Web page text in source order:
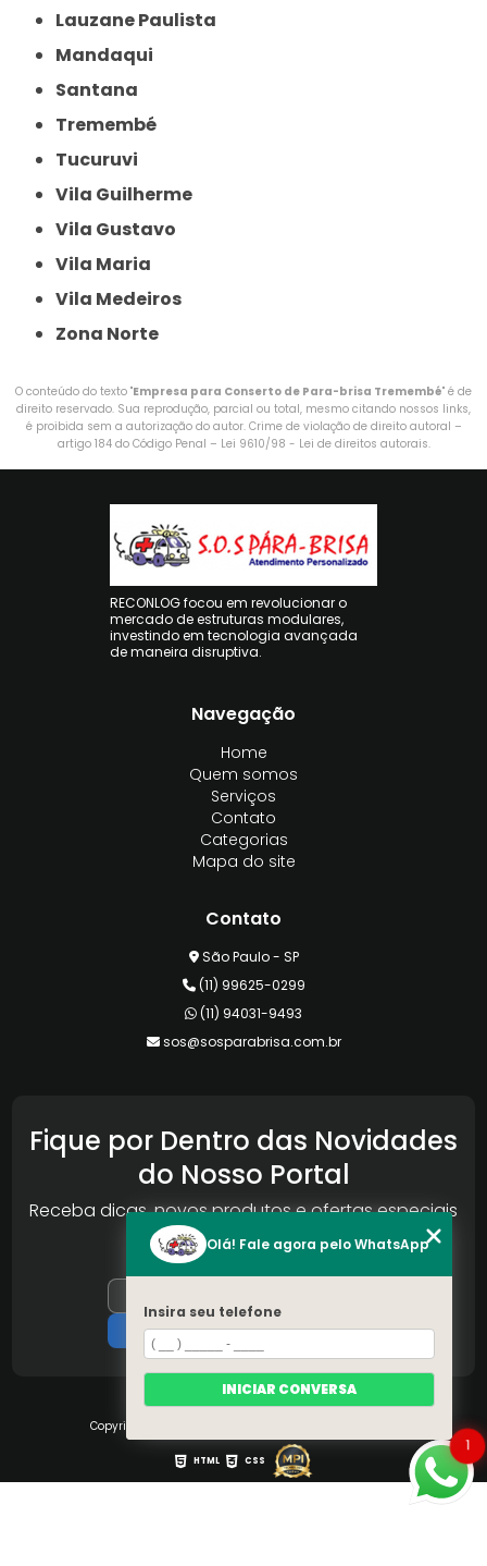
Lauzane Paulista
Mandaqui
Santana
Tremembé
Tucuruvi
Vila Guilherme
Vila Gustavo
Vila Maria
Vila Medeiros
Zona Norte
O conteúdo do texto "Empresa para Conserto de Para-brisa Tremembé" é de
direito reservado. Sua reprodução, parcial ou total, mesmo citando nossos links,
é proibida sem a autorização do autor. Crime de violação de direito autoral –
artigo 184 do Código Penal – Lei 9610/98 - Lei de direitos autorais.
RECONLOG focou em revolucionar o
mercado de estruturas modulares,
investindo em tecnologia avançada
de maneira disruptiva.
Navegação
Home
Quem somos
Serviços
Contato
Categorias
Mapa do site
Contato
São Paulo - SP
(11) 99625-0299
(11) 94031-9493
sos@sosparabrisa.com.br
Fique por Dentro das Novidades
do Nosso Portal
Receba dicas, novos produtos e ofertas especiais
da Reconlog
Copyright © S.O.S Pára-brisa. (Lei 9610 de 19/02/1998)
HTML CSS
1
Olá! Fale agora pelo WhatsApp
Insira seu telefone
INICIAR CONVERSA